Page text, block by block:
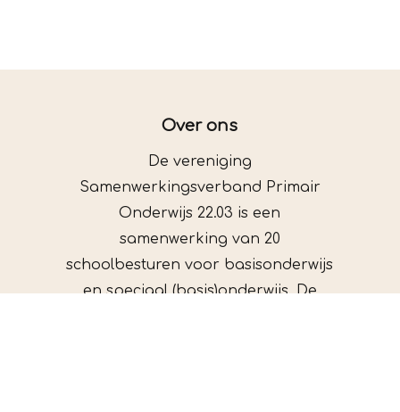
Over ons
De vereniging
Samenwerkingsverband Primair
Onderwijs 22.03 is een
samenwerking van 20
schoolbesturen voor basisonderwijs
en speciaal (basis)onderwijs. De